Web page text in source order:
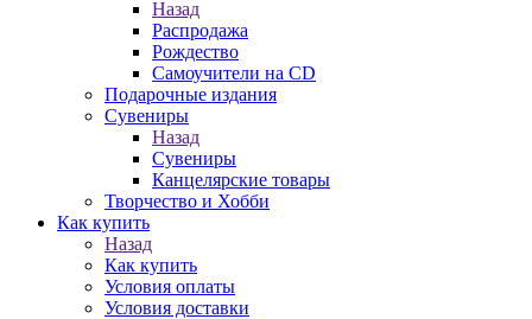
Назад
Распродажа
Рождество
Самоучители на CD
Подарочные издания
Сувениры
Назад
Сувениры
Канцелярские товары
Творчество и Хобби
Как купить
Назад
Как купить
Условия оплаты
Условия доставки